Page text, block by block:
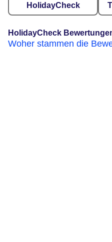
HolidayCheck
HolidayCheck
Woher stammen die